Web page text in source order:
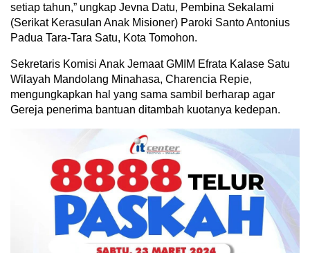
setiap tahun,” ungkap Jevna Datu, Pembina Sekalami
(Serikat Kerasulan Anak Misioner) Paroki Santo Antonius
Padua Tara-Tara Satu, Kota Tomohon.
Sekretaris Komisi Anak Jemaat GMIM Efrata Kalase Satu
Wilayah Mandolang Minahasa, Charencia Repie,
mengungkapkan hal yang sama sambil berharap agar
Gereja penerima bantuan ditambah kuotanya kedepan.